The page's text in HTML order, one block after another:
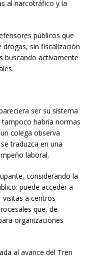
al narcotráfico y la
públicos que
sin fiscalización
buscando activamente
ser su sistema
habría normas
colega observa
traduzca en una
laboral.
considerando la
puede acceder a
a centros
que, de
organizaciones
al avance del Tren